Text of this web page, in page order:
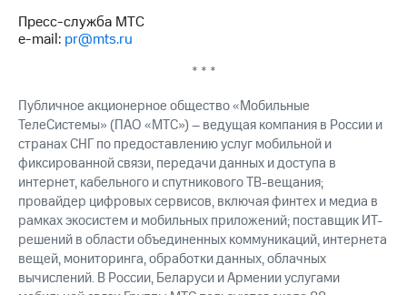
Другое
развитие
деловая этика
На главную
Пресс-служба МТС
e-mail: pr@mts.ru
* * *
Публичное акционерное общество «Мобильные
ТелеСистемы» (ПАО «МТС») – ведущая компания в России и
странах СНГ по предоставлению услуг мобильной и
фиксированной связи, передачи данных и доступа в
интернет, кабельного и спутникового ТВ-вещания;
провайдер цифровых сервисов, включая финтех и медиа в
рамках экосистем и мобильных приложений; поставщик ИТ-
решений в области объединенных коммуникаций, интернета
вещей, мониторинга, обработки данных, облачных
вычислений. В России, Беларуси и Армении услугами